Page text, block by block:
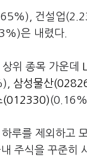
건설업
은 내렸다.
위 종목 가운데
삼성물산
(012330)
루를 제외하고
주식을 꾸준히